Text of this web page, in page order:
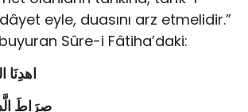
eyle, duasını arz etmelidir.”
Sûre-i Fâtiha’daki:
صِرَاطَ